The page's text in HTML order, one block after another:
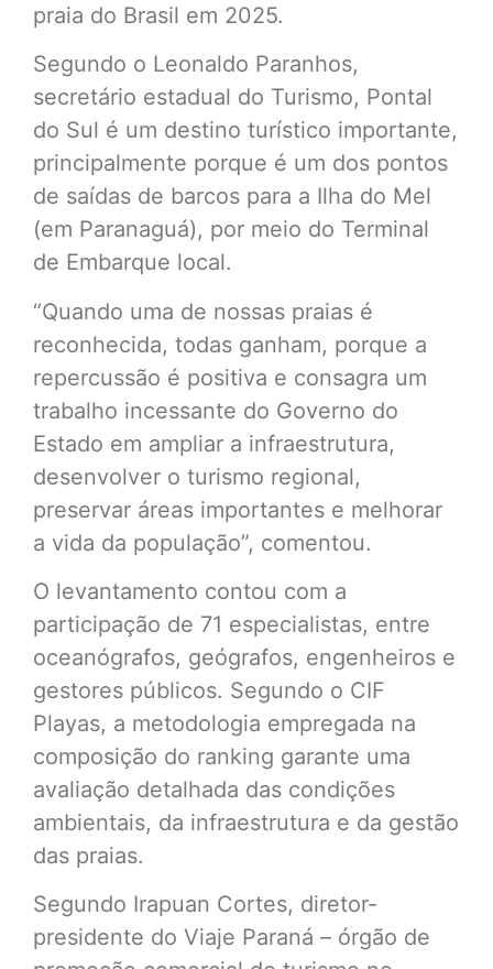
praia do Brasil em 2025.
Segundo o Leonaldo Paranhos,
secretário estadual do Turismo, Pontal
do Sul é um destino turístico importante,
principalmente porque é um dos pontos
de saídas de barcos para a Ilha do Mel
(em Paranaguá), por meio do Terminal
de Embarque local.
“Quando uma de nossas praias é
reconhecida, todas ganham, porque a
repercussão é positiva e consagra um
trabalho incessante do Governo do
Estado em ampliar a infraestrutura,
desenvolver o turismo regional,
preservar áreas importantes e melhorar
a vida da população”, comentou.
O levantamento contou com a
participação de 71 especialistas, entre
oceanógrafos, geógrafos, engenheiros e
gestores públicos. Segundo o CIF
Playas, a metodologia empregada na
composição do ranking garante uma
avaliação detalhada das condições
ambientais, da infraestrutura e da gestão
das praias.
Segundo Irapuan Cortes, diretor-
presidente do Viaje Paraná – órgão de